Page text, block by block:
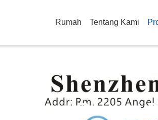
Rumah Tentang Kami
Rincian